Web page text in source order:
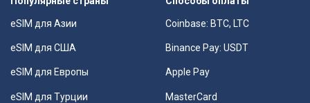
eSIM для Азии
eSIM для США
eSIM для Европы
eSIM для Турции
Coinbase: BTC, LTC
Binance Pay: USDT
Apple Pay
MasterCard